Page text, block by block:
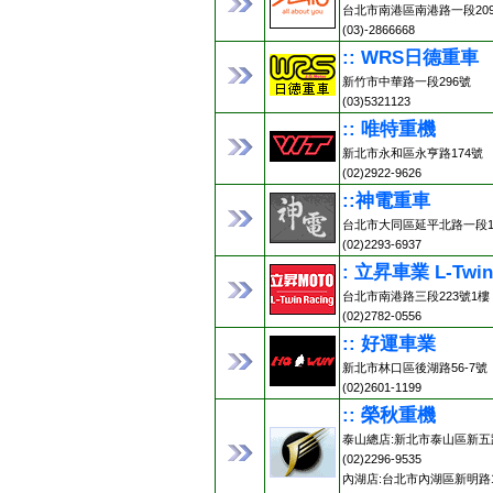
台北市南港區南港路一段
(03)-2866668
:: WRS日德重車
新竹市中華路一段296號
(03)5321123
:: 唯特重機
新北市永和區永亨路174號
(02)2922-9626
::神電重車
台北市大同區延平北路一段
(02)2293-6937
: 立昇車業 L-Twin
台北市南港路三段223號1樓
(02)2782-0556
:: 好運車業
新北市林口區後湖路56-7號
(02)2601-1199
:: 榮秋重機
泰山總店:新北市泰山區新
(02)2296-9535
內湖店:台北市內湖區新明